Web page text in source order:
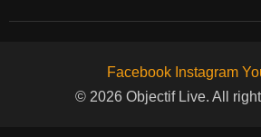
Facebook Instagram
© 2026 Objectif Live. All